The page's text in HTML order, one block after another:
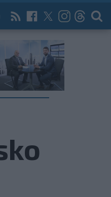
News Now Archív